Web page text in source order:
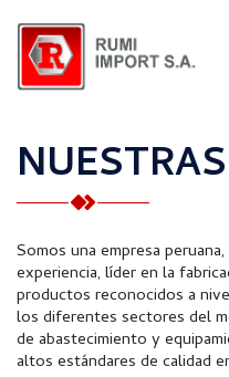
Somos una empresa
experiencia, líder en la
productos reconocidos a
los diferentes sectores del
de abastecimiento y
altos estándares de calidad